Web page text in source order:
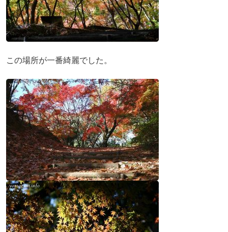
この場所が一番綺麗でした。